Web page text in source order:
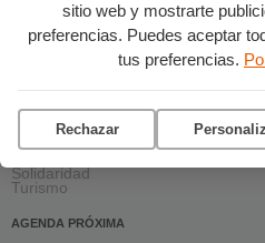
sitio web y mostrarte
preferencias. Puedes aceptar
tus preferencias.
Rechazar
Acción social
Arte y Cultura
Ciencia y tecnología
Formación
Medio ambiente
Música
Ocio
Solidaridad
Turismo
AGENDA PRÓXIMA